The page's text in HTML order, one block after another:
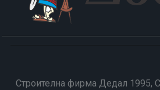
Строителна фирма Дедал 1995,